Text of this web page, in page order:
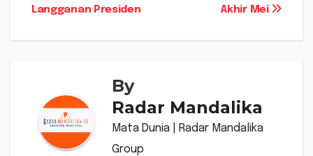
Akhir Mei
Langganan Presiden
By
Radar Mandalika
Mata Dunia | Radar Mandalika
Group